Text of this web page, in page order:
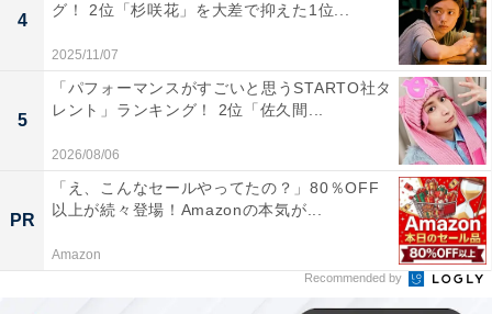
栄えある1位は、3人組テクノポップユニット・Perfume
でした。2000年に結成された同ユニットは、テクノ系の
音楽に加え、光を使った演出やキレのあるダンスが魅力
的。
2023年6月にスペインの音楽フェスに出演したほか、約9
年ぶりとなるイギリス・ロンドンでの単独公演
「Perfume LIVE 2023 “CODE OF PERFUME”」を開催す
るなど、海外でも高い人気を誇ります。同年9月には28
枚目のシングル『Moon』をリリースしました。
4
グ！ 2位「杉咲花」を大差で抑えた1位...
2025/11/07
5
「パフォーマンスがすごいと思うSTARTO社タ
レント」ランキング！ 2位「佐久間...
2026/08/06
PR
「え、こんなセールやってたの？」80％OFF
以上が続々登場！Amazonの本気が...
Amazon
Recommended by